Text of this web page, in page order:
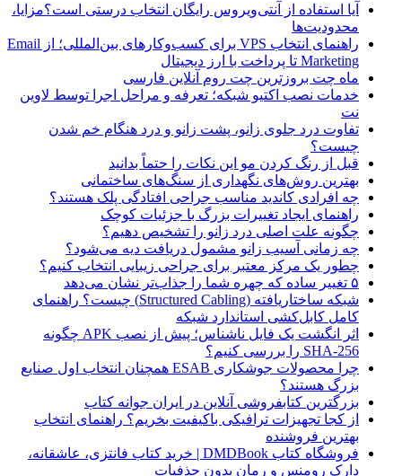
آیا استفاده از آنتی‌ویروس رایگان انتخاب درستی است؟مزایا،
محدودیت‌ها
راهنمای انتخاب VPS برای کسب‌وکارهای بین‌المللی؛ از Email
Marketing تا پرداخت با ارز دیجیتال
ماه چت بروزترین چت روم آنلاین فارسی
خدمات نصب اکتیو شبکه؛ تعرفه و مراحل اجرا توسط لاوین
نت
تفاوت درد جلوی زانو، پشت زانو و درد هنگام خم شدن
چیست؟
قبل از رنگ کردن مو این نکات را حتماً بدانید
بهترین روش‌های نگهداری از سنگ‌های ساختمانی
چه افرادی کاندید مناسب جراحی افتادگی پلک هستند؟
راهنمای ایجاد تغییرات بزرگ با جزئیات کوچک
چگونه علت اصلی درد زانو را تشخیص دهیم؟
چه زمانی آسیب زانو مشمول دریافت دیه می‌شود؟
چطور یک مرکز معتبر برای جراحی زیبایی انتخاب کنیم؟
۵ تغییر ساده که چهره شما را جذاب‌تر نشان می‌دهد
شبکه ساختاریافته (Structured Cabling) چیست؟ راهنمای
کامل کابل‌کشی استاندارد شبکه
اثر انگشت یک فایل ناشناس؛ پیش از نصب APK چگونه
SHA-256 را بررسی کنیم؟
چرا محصولات جوشکاری ESAB همچنان انتخاب اول صنایع
بزرگ هستند؟
بزرگترین کتابفروشی آنلاین در ایران جوانه کتاب
از کجا تجهیزات ترافیکی باکیفیت بخریم؟ راهنمای انتخاب
بهترین فروشنده
فروشگاه کتاب DMDBook | خرید کتاب فانتزی، عاشقانه،
دارک رومنس و رمان بدون حذفیات